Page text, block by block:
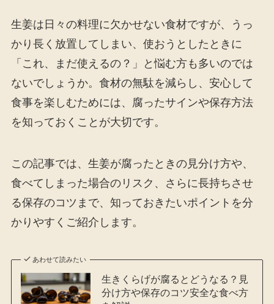
生姜は日々の料理に欠かせない食材ですが、うっ
かり長く放置してしまい、使おうとしたときに
「これ、まだ使えるの？」と悩む方も多いのでは
ないでしょうか。食材の無駄を減らし、安心して
食事を楽しむためには、腐ったサインや保存方法
を知っておくことが大切です。
この記事では、生姜が腐ったときの見分け方や、
食べてしまった場合のリスク、さらに長持ちさせ
る保存のコツまで、知っておきたいポイントを分
かりやすくご紹介します。
あわせて読みたい
生きくらげが腐るとどうなる？見
分け方や保存のコツ安全な食べ方